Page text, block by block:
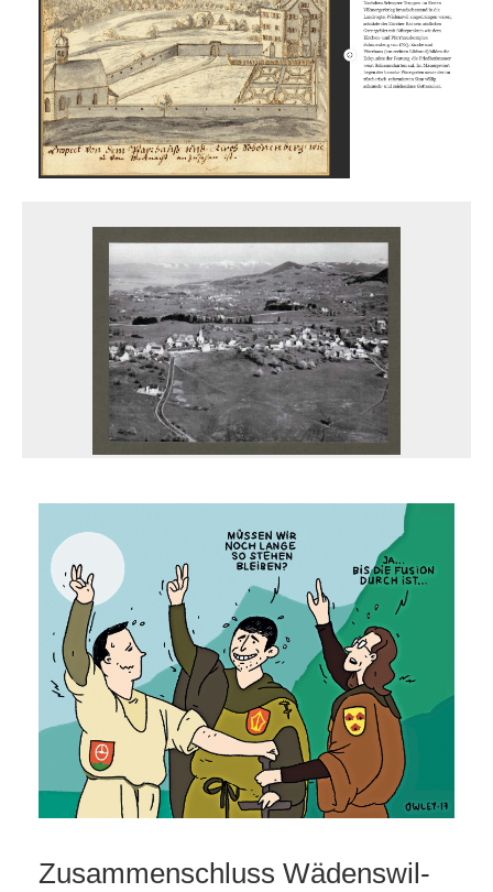
Zusammenschluss Wädenswil-